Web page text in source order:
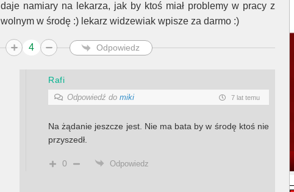
daje namiary na lekarza, jak by ktoś miał problemy w pracy z
wolnym w środę :) lekarz widzewiak wpisze za darmo :)
4 Odpowiedz
Rafi
Odpowiedź do miki 7 lat temu
Na żądanie jeszcze jest. Nie ma bata by w środę ktoś nie
przyszedł.
0 Odpowiedz